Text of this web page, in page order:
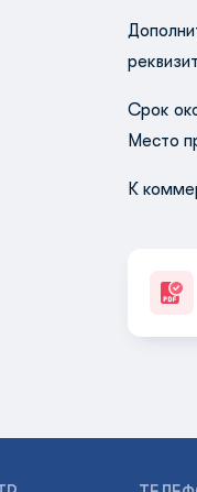
Срок
Место
К